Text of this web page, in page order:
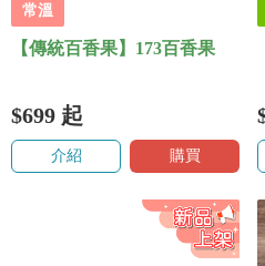
常溫
【傳統百香果】173百香果
$699 起
介紹 購買